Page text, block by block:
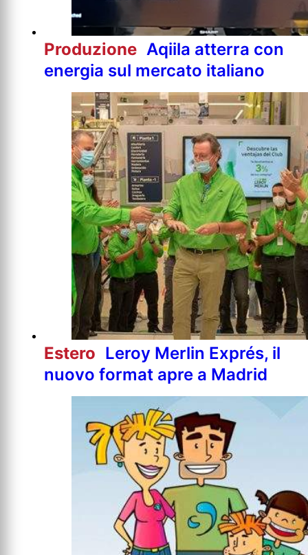
Produzione Aqiila atterra con
energia sul mercato italiano
Estero Leroy Merlin Exprés, il
nuovo format apre a Madrid